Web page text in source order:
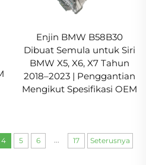
Enjin BMW B58B30
Dibuat Semula untuk Siri
BMW X5, X6, X7 Tahun
2018–2023 | Penggantian
Mengikut Spesifikasi OEM
4 5 6 17 Seterusnya